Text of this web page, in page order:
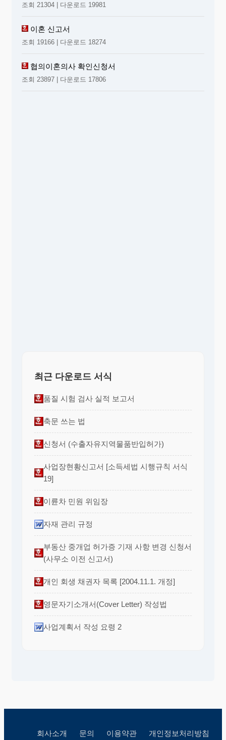
조회 21304 | 다운로드 19981
이혼 신고서
조회 19166 | 다운로드 18274
협의이혼의사 확인신청서
조회 23897 | 다운로드 17806
최근 다운로드 서식
품질 시험 검사 실적 보고서
축문 쓰는 법
신청서 (수출자유지역물품반입허가)
사업장현황신고서 [소득세법 시행규칙 서식
19]
이륜차 민원 위임장
자재 관리 규정
부동산 중개업 허가증 기재 사항 변경 신청서
(사무소 이전 신고서)
개인 회생 채권자 목록 [2004.11.1. 개정]
영문자기소개서(Cover Letter) 작성법
사업계획서 작성 요령 2
회사소개 문의 이용약관 개인정보처리방침